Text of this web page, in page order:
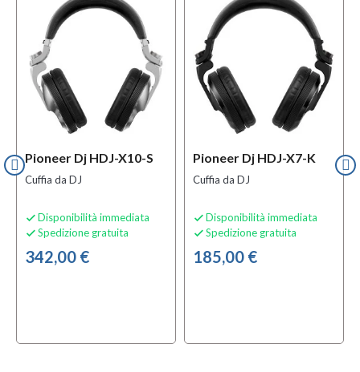
Pioneer Dj HDJ-X10-S
Cuffia da DJ
 Disponibilità immediata
 Spedizione gratuita
342,00 €
Pioneer Dj HDJ-X7-K
Cuffia da DJ
 Disponibilità immediata
 Spedizione gratuita
185,00 €